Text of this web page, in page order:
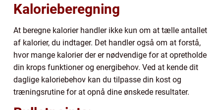
Kalorieberegning
At beregne kalorier handler ikke kun om at tælle antallet
af kalorier, du indtager. Det handler også om at forstå,
hvor mange kalorier der er nødvendige for at opretholde
din krops funktioner og energibehov. Ved at kende dit
daglige kaloriebehov kan du tilpasse din kost og
træningsrutine for at opnå dine ønskede resultater.